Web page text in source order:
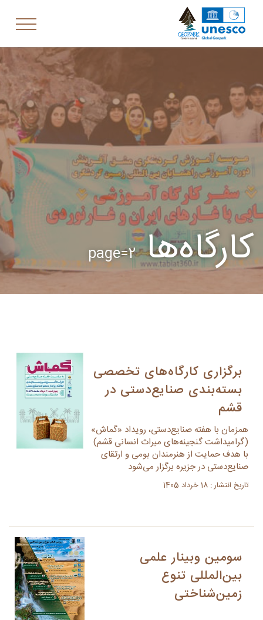
کارگاه‌هاpage=2
برگزاری کارگاه‌های تخصصی
بسته‌بندی صنایع‌دستی در
قشم
همزمان با هفته صنایع‌دستی، رویداد «گماش»
(گرامیداشت گنجینه‌های میراث انسانی قشم)
با هدف حمایت از هنرمندان بومی و ارتقای
صنایع‌دستی در جزیره برگزار می‌شود
تاریخ انتشار : 18 خرداد 1405
سومین وبینار علمی
بین‌المللی تنوع
زمین‌شناختی